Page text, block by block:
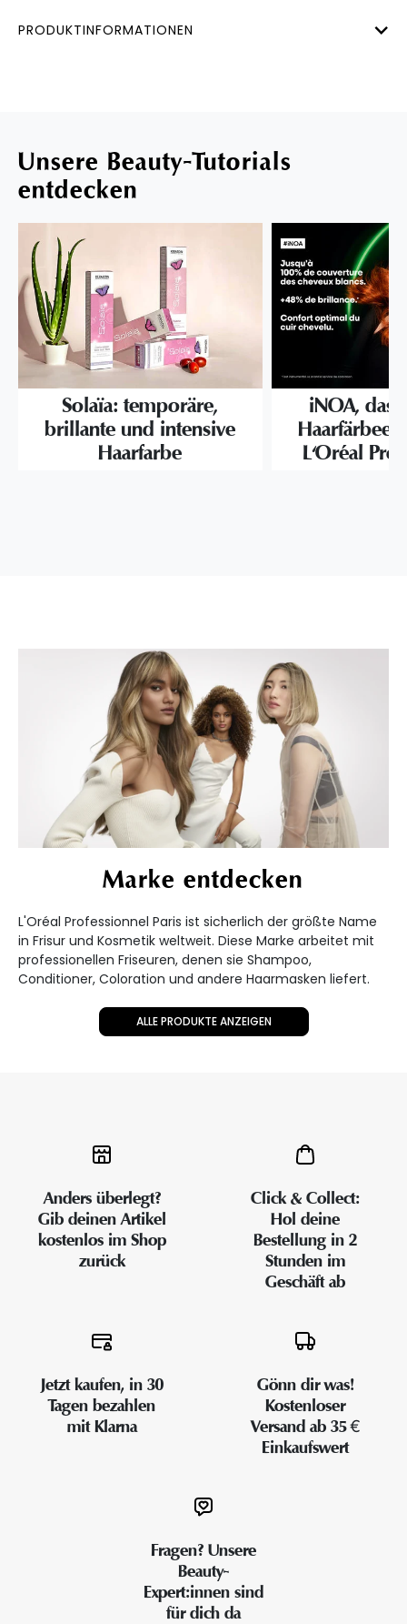
PRODUKTINFORMATIONEN
Unsere Beauty-Tutorials
entdecken
Solaïa: temporäre,
brillante und intensive
Haarfarbe
iNOA, das
L'Oréal
Marke entdecken
L'Oréal Professionnel Paris ist sicherlich der größte Name
in Frisur und Kosmetik weltweit. Diese Marke arbeitet mit
professionellen Friseuren, denen sie Shampoo,
Conditioner, Coloration und andere Haarmasken liefert.
ALLE PRODUKTE ANZEIGEN
Anders überlegt?
Gib deinen Artikel
kostenlos im Shop
zurück
Click & Collect:
Hol deine
Bestellung in 2
Stunden im
Geschäft ab
Jetzt kaufen, in 30
Tagen bezahlen
mit Klarna
Gönn dir was!
Kostenloser
Versand ab 35 €
Einkaufswert
Fragen? Unsere
Beauty-
Expert:innen sind
für dich da